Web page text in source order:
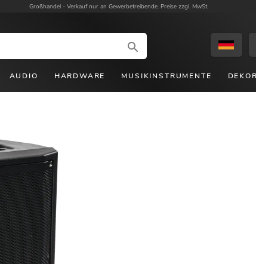
Großhandel - Verkauf nur an Gewerbetreibende. Preise zzgl. MwSt.
AUDIO HARDWARE MUSIKINSTRUMENTE